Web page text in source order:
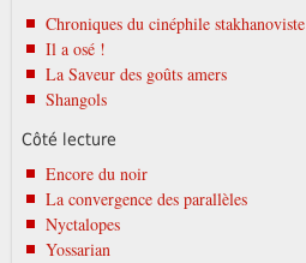
Chroniques du cinéphile stakhanoviste
Il a osé !
La Saveur des goûts amers
Shangols
Côté lecture
Encore du noir
La convergence des parallèles
Nyctalopes
Yossarian